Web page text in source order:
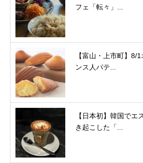
フェ「転々」...
【富山・上市町】8/
ンス人パテ...
【日本初】韓国でエ
き起こした「...